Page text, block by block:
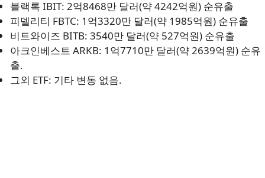
블랙록 IBIT: 2억8468만 달러(약 4242억원) 순유출
피델리티 FBTC: 1억3320만 달러(약 1985억원) 순유출
비트와이즈 BITB: 3540만 달러(약 527억원) 순유출
아크인베스트 ARKB: 1억7710만 달러(약 2639억원) 순유
출.
그외 ETF: 기타 변동 없음.